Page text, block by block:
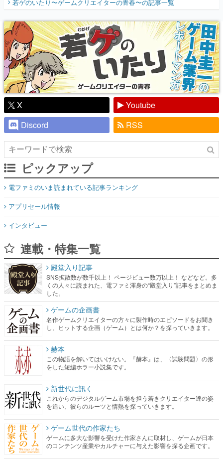
『少年ジャンプ』色だった【若ゲのいた
り】
若ゲのいたり〜ゲームクリエイターの青春〜の記事一覧
X
Youtube
Discord
RSS
ピックアップ
電ファミのいま読まれている記事ランキング
アプリセール情報
インタビュー
連載・特集一覧
殿堂入り記事
SNS拡散数が数千以上！ ページビュー数万以上！ などなど。多
くの人々に読まれた、電ファミ渾身の“殿堂入り”記事をまとめま
した。
ゲームの企画書
名作ゲームクリエイターの方々に製作時のエピソードをお聞き
し、ヒットする企画（ゲーム）とは何か？を探っていきます。
赫本
この物語を解いてはいけない。『赫本』は、〈試験問題〉の形
をした短編ホラー小説集です。
新世代に訊く
これからのデジタルゲーム市場を担う若きクリエイター達の姿
を追い、彼らのルーツと情熱を探っていきます。
ゲーム世代の作家たち
ゲームに多大な影響を受けた作家さんに取材し、ゲームが日本
のコンテンツ産業やカルチャーに与えた影響を探る企画です。